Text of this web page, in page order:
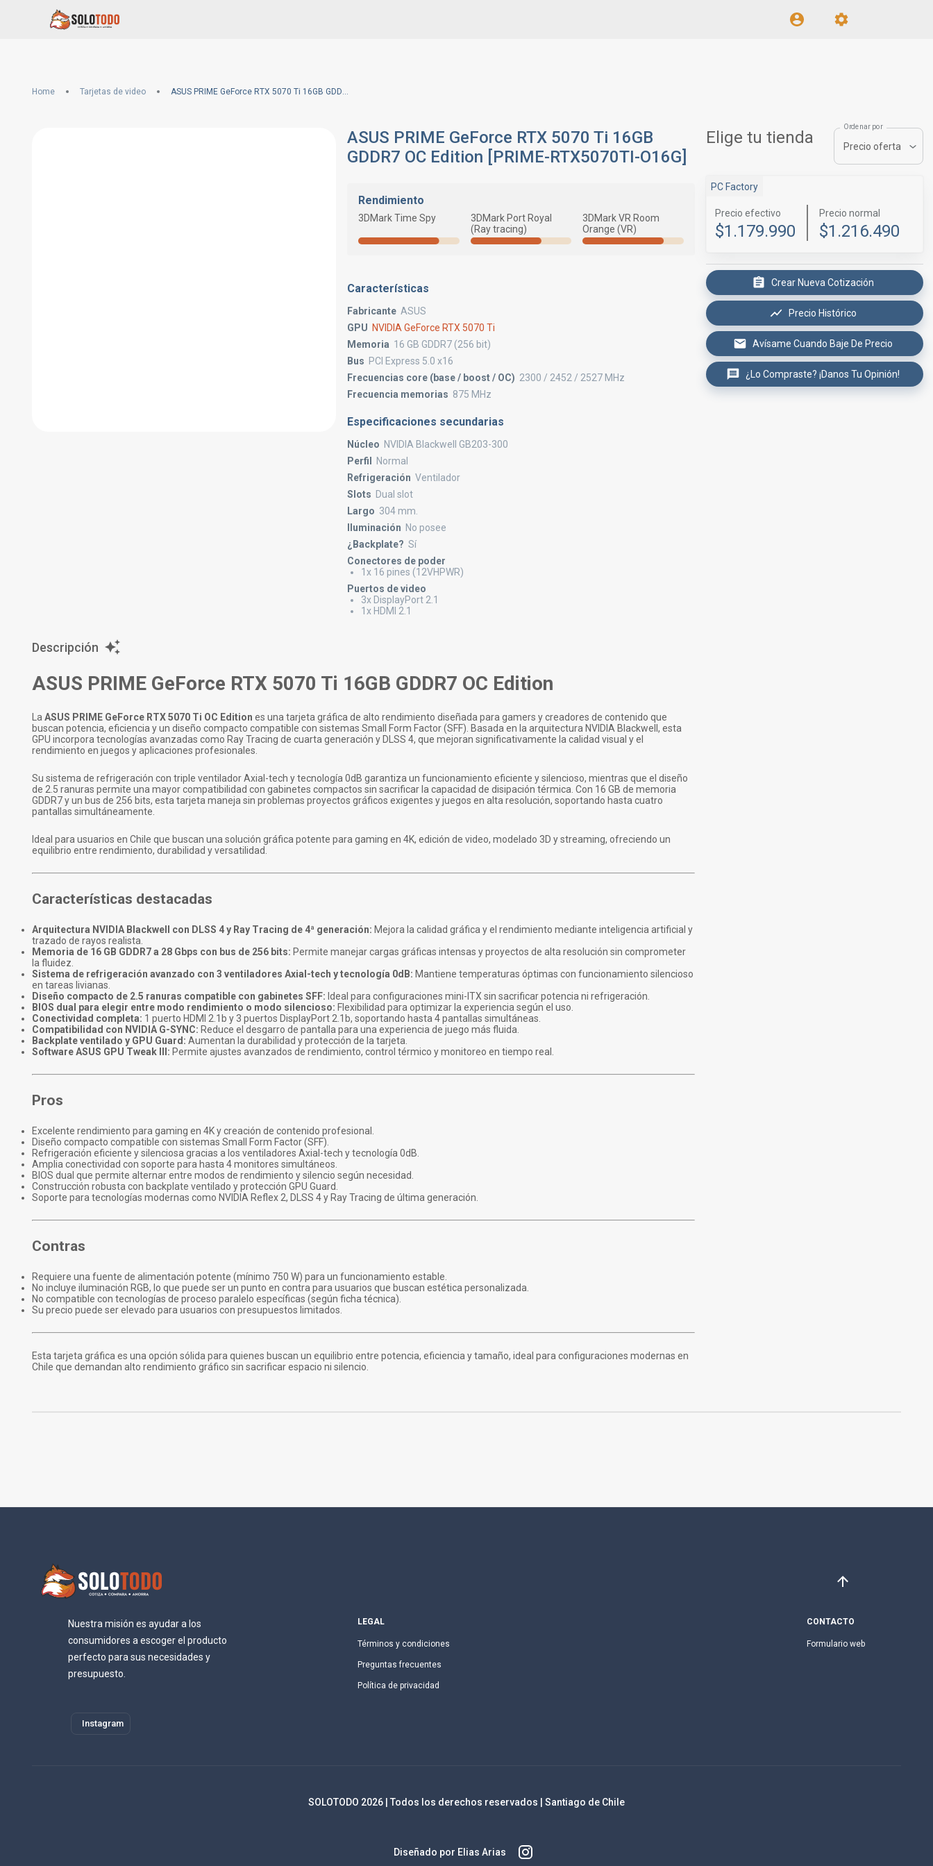
Home Tarjetas de video ASUS PRIME GeForce RTX 5070 Ti 16GB GDDR7 OC Edition [PRIME-RTX5070TI-O16G]
ASUS PRIME GeForce RTX 5070 Ti 16GB
GDDR7 OC Edition [PRIME-RTX5070TI-O16G]
Rendimiento
3DMark Time Spy
3DMark Port Royal
(Ray tracing)
3DMark VR Room
Orange (VR)
Características
Fabricante ASUS
GPU NVIDIA GeForce RTX 5070 Ti
Memoria 16 GB GDDR7 (256 bit)
Bus PCI Express 5.0 x16
Frecuencias core (base / boost / OC) 2300 / 2452 / 2527 MHz
Frecuencia memorias 875 MHz
Especificaciones secundarias
Núcleo NVIDIA Blackwell GB203-300
Perfil
Normal
Refrigeración Ventilador
Slots Dual slot
Largo 304 mm.
Iluminación No posee
¿Backplate? Sí
Conectores de poder
1x 16 pines (12VHPWR)
Puertos de video
3x DisplayPort 2.1
1x HDMI 2.1
Elige tu tienda
Ordenar por
Precio oferta
PC Factory
Precio efectivo
$1.179.990
Precio normal
$1.216.490
Crear Nueva Cotización
Precio Histórico
Avísame Cuando Baje De Precio
¿Lo Compraste? ¡Danos Tu Opinión!
Descripción
ASUS PRIME GeForce RTX 5070 Ti 16GB GDDR7 OC Edition
La ASUS PRIME GeForce RTX 5070 Ti OC Edition es una tarjeta gráfica de alto rendimiento diseñada para gamers y creadores de contenido que
buscan potencia, eficiencia y un diseño compacto compatible con sistemas Small Form Factor (SFF). Basada en la arquitectura NVIDIA Blackwell, esta
GPU incorpora tecnologías avanzadas como Ray Tracing de cuarta generación y DLSS 4, que mejoran significativamente la calidad visual y el
rendimiento en juegos y aplicaciones profesionales.
Su sistema de refrigeración con triple ventilador Axial-tech y tecnología 0dB garantiza un funcionamiento eficiente y silencioso, mientras que el diseño
de 2.5 ranuras permite una mayor compatibilidad con gabinetes compactos sin sacrificar la capacidad de disipación térmica. Con 16 GB de memoria
GDDR7 y un bus de 256 bits, esta tarjeta maneja sin problemas proyectos gráficos exigentes y juegos en alta resolución, soportando hasta cuatro
pantallas simultáneamente.
Ideal para usuarios en Chile que buscan una solución gráfica potente para gaming en 4K, edición de video, modelado 3D y streaming, ofreciendo un
equilibrio entre rendimiento, durabilidad y versatilidad.
Características destacadas
Arquitectura NVIDIA Blackwell con DLSS 4 y Ray Tracing de 4ª generación: Mejora la calidad gráfica y el rendimiento mediante inteligencia artificial y
trazado de rayos realista.
Memoria de 16 GB GDDR7 a 28 Gbps con bus de 256 bits: Permite manejar cargas gráficas intensas y proyectos de alta resolución sin comprometer
la fluidez.
Sistema de refrigeración avanzado con 3 ventiladores Axial-tech y tecnología 0dB: Mantiene temperaturas óptimas con funcionamiento silencioso
en tareas livianas.
Diseño compacto de 2.5 ranuras compatible con gabinetes SFF: Ideal para configuraciones mini-ITX sin sacrificar potencia ni refrigeración.
BIOS dual para elegir entre modo rendimiento o modo silencioso: Flexibilidad para optimizar la experiencia según el uso.
Conectividad completa: 1 puerto HDMI 2.1b y 3 puertos DisplayPort 2.1b, soportando hasta 4 pantallas simultáneas.
Compatibilidad con NVIDIA G-SYNC: Reduce el desgarro de pantalla para una experiencia de juego más fluida.
Backplate ventilado y GPU Guard: Aumentan la durabilidad y protección de la tarjeta.
Software ASUS GPU Tweak III: Permite ajustes avanzados de rendimiento, control térmico y monitoreo en tiempo real.
Pros
Excelente rendimiento para gaming en 4K y creación de contenido profesional.
Diseño compacto compatible con sistemas Small Form Factor (SFF).
Refrigeración eficiente y silenciosa gracias a los ventiladores Axial-tech y tecnología 0dB.
Amplia conectividad con soporte para hasta 4 monitores simultáneos.
BIOS dual que permite alternar entre modos de rendimiento y silencio según necesidad.
Construcción robusta con backplate ventilado y protección GPU Guard.
Soporte para tecnologías modernas como NVIDIA Reflex 2, DLSS 4 y Ray Tracing de última generación.
Contras
Requiere una fuente de alimentación potente (mínimo 750 W) para un funcionamiento estable.
No incluye iluminación RGB, lo que puede ser un punto en contra para usuarios que buscan estética personalizada.
No compatible con tecnologías de proceso paralelo específicas (según ficha técnica).
Su precio puede ser elevado para usuarios con presupuestos limitados.
Esta tarjeta gráfica es una opción sólida para quienes buscan un equilibrio entre potencia, eficiencia y tamaño, ideal para configuraciones modernas en
Chile que demandan alto rendimiento gráfico sin sacrificar espacio ni silencio.
Nuestra misión es ayudar a los
consumidores a escoger el producto
perfecto para sus necesidades y
presupuesto.
Instagram
LEGAL
Términos y condiciones
Preguntas frecuentes
Política de privacidad
CONTACTO
Formulario web
SOLOTODO 2026 | Todos los derechos reservados | Santiago de Chile
Diseñado por Elias Arias